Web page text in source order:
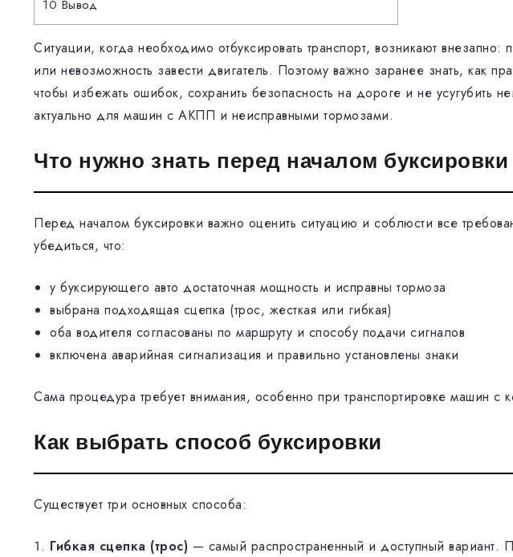
10 Вывод
Ситуации, когда необходимо отбуксировать транспорт, возникают внезапно:
или невозможность завести двигатель. Поэтому важно заранее знать, как
чтобы избежать ошибок, сохранить безопасность на дороге и не усугубить
актуально для машин с АКПП и неисправными тормозами.
Что нужно знать перед началом буксировки
Перед началом буксировки важно оценить ситуацию и соблюсти все
убедиться, что:
у буксирующего авто достаточная мощность и исправны тормоза
выбрана подходящая сцепка (трос, жесткая или гибкая)
оба водителя согласованы по маршруту и способу подачи сигналов
включена аварийная сигнализация и правильно установлены знаки
Сама процедура требует внимания, особенно при транспортировке машин с
Как выбрать способ буксировки
Существует три основных способа:
Гибкая сцепка (трос) — самый распространенный и доступный вариант.